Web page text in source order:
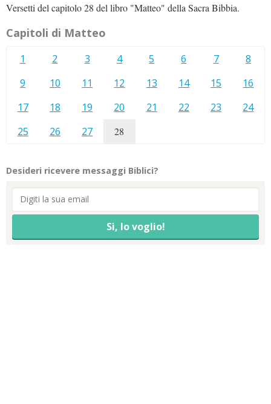
Versetti del capitolo 28 del libro "Matteo" della Sacra Bibbia.
Capitoli di Matteo
1 2 3 4 5 6 7
8
9
10 11 12 13 14 15
16
17
18 19 20 21 22 23
24
25
26 27 28
Desideri ricevere messaggi Biblici?